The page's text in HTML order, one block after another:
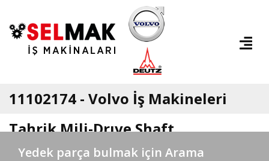
11102174 - Volvo İş Makineleri
Tahrik Mili-Drıve Shaft
Yedek parça bulmak için Arama